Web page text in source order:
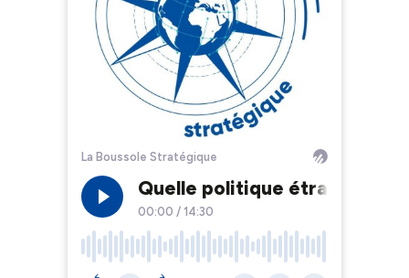
La Boussole Stratégique
Quelle politique étrangère
00:00 / 14:30